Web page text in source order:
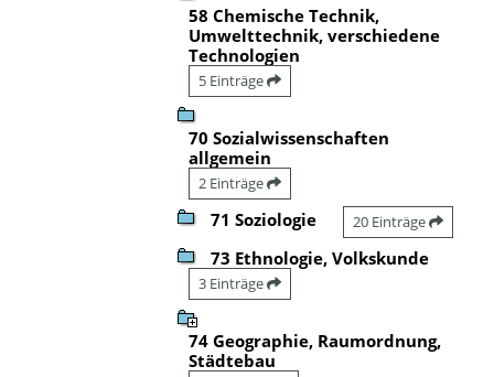
58 Chemische Technik,
Umwelttechnik, verschiedene
Technologien
5 Einträge
70 Sozialwissenschaften
allgemein
2 Einträge
71 Soziologie 20 Einträge
73 Ethnologie, Volkskunde
3 Einträge
74 Geographie, Raumordnung,
Städtebau